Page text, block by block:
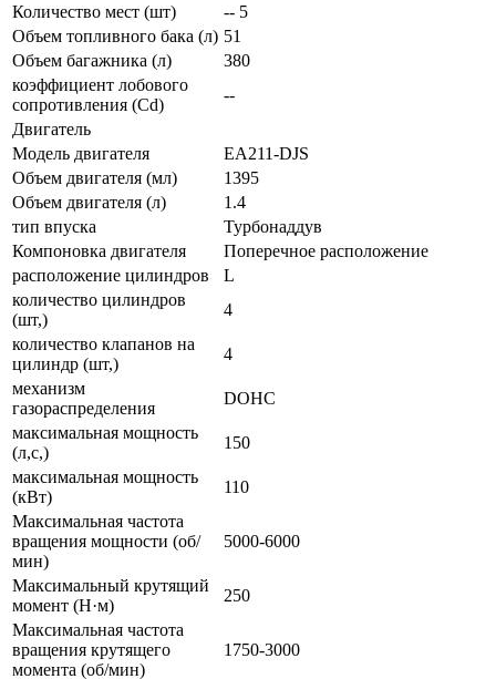
Количество мест (шт)
-- 5
Объем топливного бака (л) 51
Объем багажника (л)
380
коэффициент лобового
сопротивления (Cd)
--
Двигатель
Модель двигателя
EA211-DJS
Объем двигателя (мл)
1395
Объем двигателя (л)
1.4
тип впуска
Турбонаддув
Компоновка двигателя
Поперечное расположение
расположение цилиндров
L
количество цилиндров
(шт,)
4
количество клапанов на
цилиндр (шт,)
4
механизм
газораспределения
DOHC
максимальная мощность
(л,с,)
150
максимальная мощность
(кВт)
110
Максимальная частота
вращения мощности (об/
мин)
5000-6000
Максимальный крутящий
момент (Н·м)
250
Максимальная частота
вращения крутящего
момента (об/мин)
1750-3000